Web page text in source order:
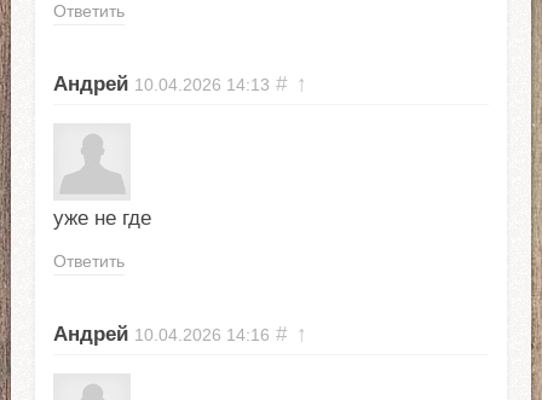
Ответить
Андрей 10.04.2026 14:13 # ↑
уже не где
Ответить
Андрей 10.04.2026 14:16 # ↑